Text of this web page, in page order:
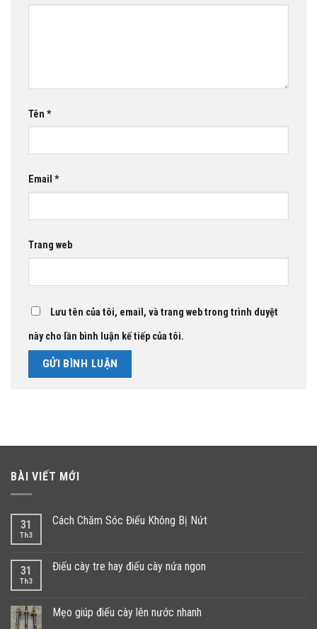
Tên *
Email *
Trang web
Lưu tên của tôi, email, và trang web trong trình duyệt
này cho lần bình luận kế tiếp của tôi.
BÀI VIẾT MỚI
31
Th3
Cách Chăm Sóc Điếu Không Bị Nứt
31
Th3
Điếu cày tre hay điếu cày nứa ngon
Mẹo giúp điếu cày lên nước nhanh